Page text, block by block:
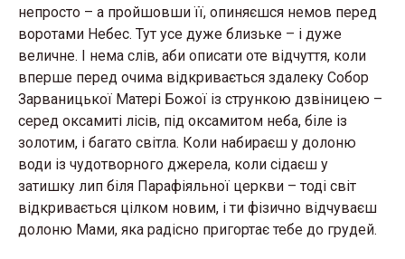
непросто – а пройшовши її, опиняєшся немов перед
воротами Небес. Тут усе дуже близьке – і дуже
величне. І нема слів, аби описати оте відчуття, коли
вперше перед очима відкривається здалеку Собор
Зарваницької Матері Божої із стрункою дзвіницею –
серед оксамиті лісів, під оксамитом неба, біле із
золотим, і багато світла. Коли набираєш у долоню
води із чудотворного джерела, коли сідаєш у
затишку лип біля Парафіяльної церкви – тоді світ
відкривається цілком новим, і ти фізично відчуваєш
долоню Мами, яка радісно пригортає тебе до грудей.